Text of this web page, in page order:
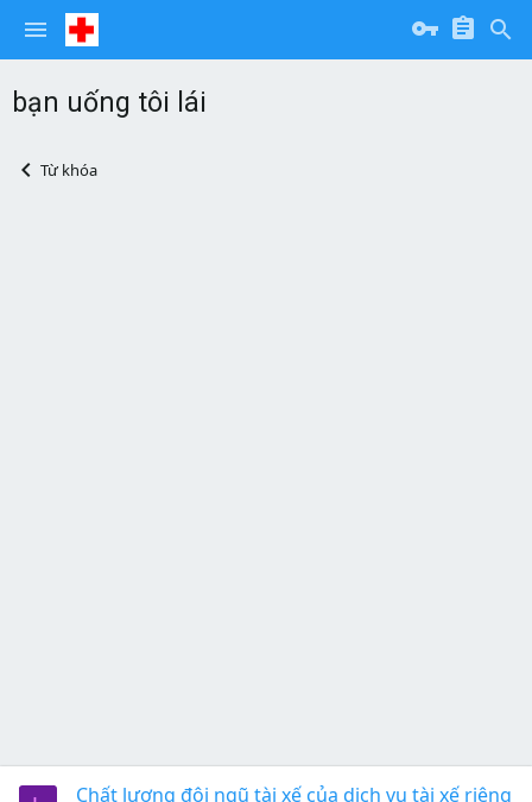
bạn uống tôi lái
Từ khóa
Chất lượng đội ngũ tài xế của dịch vụ tài xế riêng